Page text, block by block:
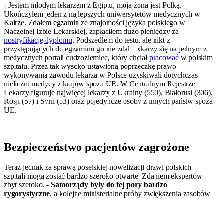
- Jestem młodym lekarzem z Egiptu, moja żona jest Polką.
Ukończyłem jeden z najlepszych uniwersytetów medycznych w
Kairze. Zdałem egzamin ze znajomości języka polskiego w
Naczelnej Izbie Lekarskiej, zapłaciłem dużo pieniędzy za
nostryfikację dyplomu. Podszedłem do testu, ale nikt z
przystępujących do egzaminu go nie zdał – skarży się na jednym z
medycznych portali cudzoziemiec, który chciałpracować w polskim
szpitalu. Przez tak wysoko ustawioną poprzeczkę prawo
wykonywania zawodu lekarza w Polsce uzyskiwali dotychczas
nieliczni medycy z krajów spoza UE. W Centralnym Rejestrze
Lekarzy figuruje najwięcej lekarzy z Ukrainy (550), Białorusi (306),
Rosji (57) i Syrii (33) oraz pojedyncze osoby z innych państw spoza
UE.
Bezpieczeństwo pacjentów zagrożone
Teraz jednak za sprawą poselskiej nowelizacji drzwi polskich
szpitali mogą zostać bardzo szeroko otwarte. Zdaniem ekspertów
zbyt szeroko. - Samorządy były do tej pory bardzo
rygorystyczne, a kolejne ministerialne próby zwiększenia zasobów